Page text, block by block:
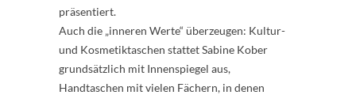
präsentiert.
Auch die „inneren Werte“ überzeugen: Kultur-
und Kosmetiktaschen stattet Sabine Kober
grundsätzlich mit Innenspiegel aus,
Handtaschen mit vielen Fächern, in denen